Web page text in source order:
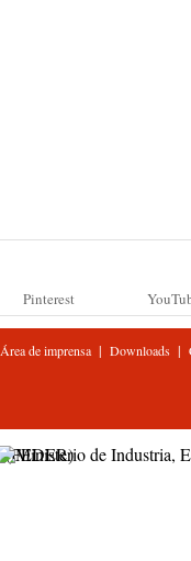
Pinterest
Área de imprensa| Downloads|